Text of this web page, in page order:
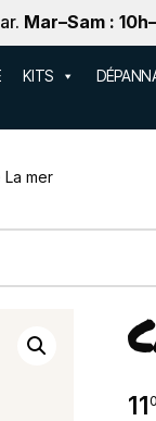
Mar–Sam :
KITS
mer
11